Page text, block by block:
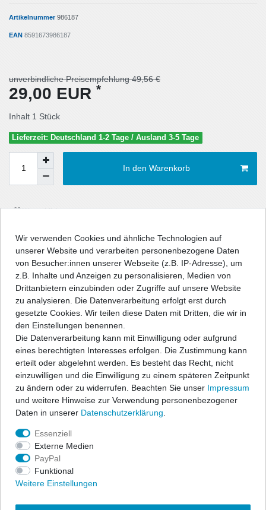
Artikelnummer986187
EAN 8591673986187
unverbindliche Preisempfehlung 49,56 €
29,00 EUR *
Inhalt 1 Stück
Lieferzeit: Deutschland 1-2 Tage / Ausland 3-5 Tage
In den Warenkorb
Wunschliste
* inkl. ges. MwSt. zzgl. Versandkosten
Beschreibung
Technische Daten
Angaben Produktsicherheit
Passform Fußmatten in Schalenform mit extra erhöhtem Rand
Qualitativ hochwertige stabile, dicke Gummiausführung. Robust
und Langlebig!
Wir verwenden Cookies und ähnliche Technologien auf
unserer Website und verarbeiten personenbezogene Daten
von Besucher:innen unserer Webseite (z.B. IP-Adresse), um
z.B. Inhalte und Anzeigen zu personalisieren, Medien von
Drittanbietern einzubinden oder Zugriffe auf unsere Website
zu analysieren. Die Datenverarbeitung erfolgt erst durch
gesetzte Cookies. Wir teilen diese Daten mit Dritten, die wir in
den Einstellungen benennen.
Die Datenverarbeitung kann mit Einwilligung oder aufgrund
eines berechtigten Interesses erfolgen. Die Zustimmung kann
erteilt oder abgelehnt werden. Es besteht das Recht, nicht
einzuwilligen und die Einwilligung zu einem späteren Zeitpunkt
zu ändern oder zu widerrufen. Beachten Sie unser Impressum
und weitere Hinweise zur Verwendung personenbezogener
Daten in unserer Daten­schutz­erklärung
Essenziell
Externe Medien
PayPal
Funktional
Weitere Einstellungen